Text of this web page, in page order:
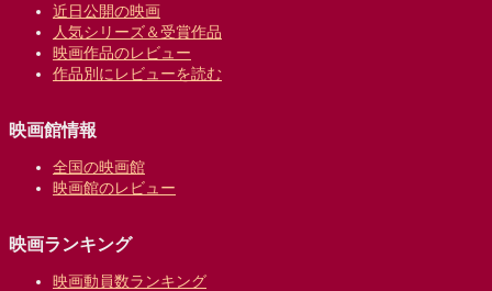
近日公開の映画
人気シリーズ＆受賞作品
映画作品のレビュー
作品別にレビューを読む
映画館情報
全国の映画館
映画館のレビュー
映画ランキング
映画動員数ランキング